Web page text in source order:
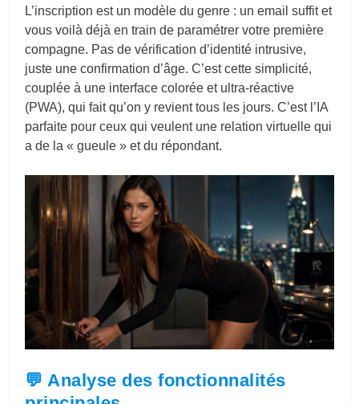
L’inscription est un modèle du genre : un email suffit et
vous voilà déjà en train de paramétrer votre première
compagne. Pas de vérification d’identité intrusive,
juste une confirmation d’âge. C’est cette simplicité,
couplée à une interface colorée et ultra-réactive
(PWA), qui fait qu’on y revient tous les jours. C’est l’IA
parfaite pour ceux qui veulent une relation virtuelle qui
a de la « gueule » et du répondant.
💬 Analyse des fonctionnalités